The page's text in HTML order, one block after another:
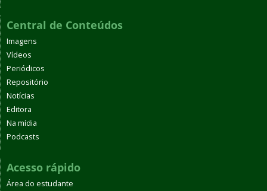
Central de Conteúdos
Imagens
Vídeos
Periódicos
Repositório
Notícias
Editora
Na mídia
Podcasts
Acesso rápido
Área do estudante